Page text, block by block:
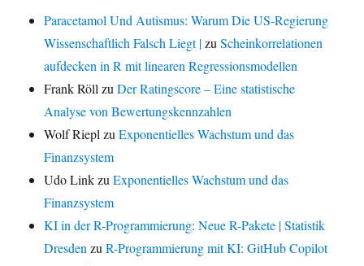
Paracetamol Und Autismus: Warum Die US-Regierung
Wissenschaftlich Falsch Liegt |zuScheinkorrelationen
aufdecken in R mit linearen Regressionsmodellen
Frank Röll zuDer Ratingscore – Eine statistische
Analyse von Bewertungskennzahlen
Wolf Riepl zuExponentielles Wachstum und das
Finanzsystem
Udo LinkzuExponentielles Wachstum und das
Finanzsystem
KI in der R-Programmierung: Neue R-Pakete | Statistik
Dresden zuR-Programmierung mit KI: GitHub Copilot